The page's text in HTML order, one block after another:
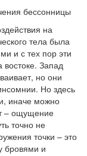
на
тела была
и с тех пор эти
востоке. Запад
но они
Но здесь
иначе можно
– ощущение
точно не
точки – это
бровями и